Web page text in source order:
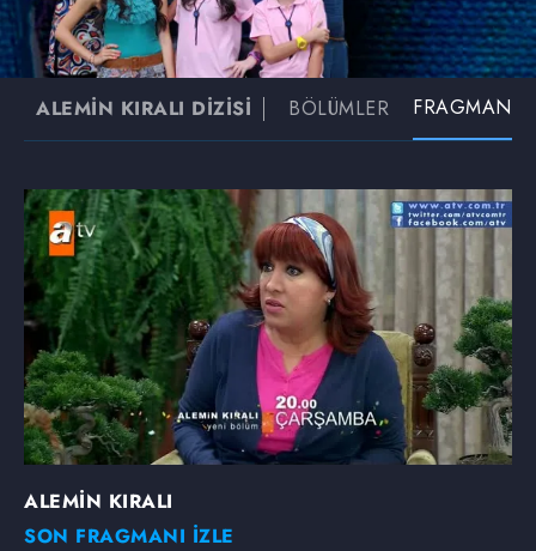
ALEMİN KIRALI DİZİSİ BÖLÜMLER FRAGMAN
ALEMİN KIRALI
SON FRAGMANI İZLE